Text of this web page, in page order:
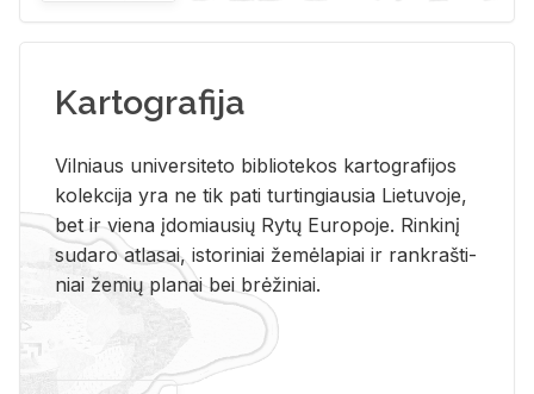
Kartografija
Vil­niaus uni­ver­si­te­to bi­b­lio­te­kos kar­to­gra­fi­jos
ko­lek­ci­ja yra ne tik pati tur­tin­giau­sia Lie­tu­vo­je,
bet ir vie­na įdo­miau­sių Rytų Eu­ro­po­je. Rin­ki­nį
su­da­ro at­la­sai, is­to­ri­niai že­mė­la­piai ir rank­raš­ti­
niai že­mių pla­nai bei brė­ži­niai.